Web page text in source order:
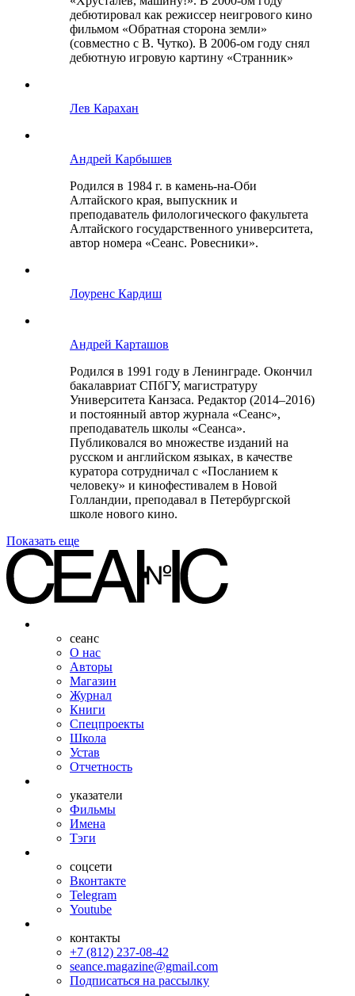
дебютировал как режиссер неигрового кино
фильмом «Обратная сторона земли»
(совместно с В. Чутко). В 2006-ом году снял
дебютную игровую картину «Странник»
Лев Карахан
Андрей Карбышев
Родился в 1984 г. в камень-на-Оби
Алтайского края, выпускник и
преподаватель филологического факультета
Алтайского государственного университета,
автор номера «Сеанс. Ровесники».
Лоуренс Кардиш
Андрей Карташов
Родился в 1991 году в Ленинграде. Окончил
бакалавриат СПбГУ, магистратуру
Университета Канзаса. Редактор (2014–2016)
и постоянный автор журнала «Сеанс»,
преподаватель школы «Сеанса».
Публиковался во множестве изданий на
русском и английском языках, в качестве
куратора сотрудничал с «Посланием к
человеку» и кинофестивалем в Новой
Голландии, преподавал в Петербургской
школе нового кино.
Показать еще
сеанс
О нас
Авторы
Магазин
Журнал
Книги
Спецпроекты
Школа
Устав
Отчетность
указатели
Фильмы
Имена
Тэги
соцсети
Вконтакте
Telegram
Youtube
контакты
+7 (812) 237-08-42
seance.magazine@gmail.com
Подписаться на рассылку